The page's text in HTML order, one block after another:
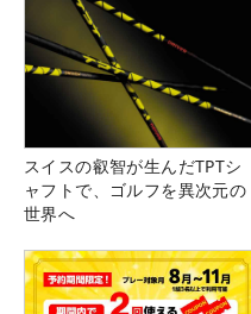
スイスの叡智が生んだTPTシ
ャフトで、ゴルフを異次元の
世界へ